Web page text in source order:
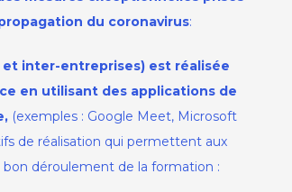
du coronavirus:
inter-entreprises) est réalisée
en utilisant des applications de
(exemples : Google Meet, Microsoft
de réalisation qui permettent aux
bon déroulement de la formation :